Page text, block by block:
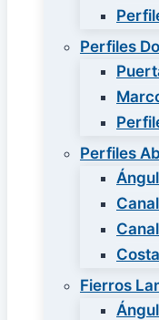
Perfiles
Perfiles
Fierros